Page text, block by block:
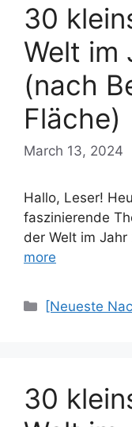
30
Welt im
(nach
Fläche)
March 13, 2024
Hallo, Leser!
faszinierende
der Welt im
more
Categories
[Neueste
30